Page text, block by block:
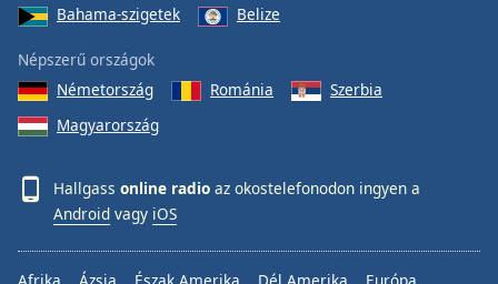
Bahama-szigetek
Belize
Népszerű országok
Németország
Románia
Szerbia
Magyarország
Hallgass online radio az okostelefonodon ingyen a
Android vagy iOS